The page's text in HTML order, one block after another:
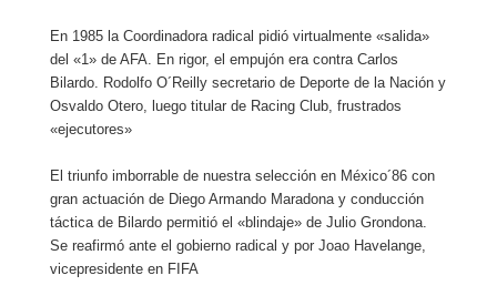
En 1985 la Coordinadora radical pidió virtualmente «salida»
del «1» de AFA. En rigor, el empujón era contra Carlos
Bilardo. Rodolfo O´Reilly secretario de Deporte de la Nación y
Osvaldo Otero, luego titular de Racing Club, frustrados
«ejecutores»
El triunfo imborrable de nuestra selección en México´86 con
gran actuación de Diego Armando Maradona y conducción
táctica de Bilardo permitió el «blindaje» de Julio Grondona.
Se reafirmó ante el gobierno radical y por Joao Havelange,
vicepresidente en FIFA